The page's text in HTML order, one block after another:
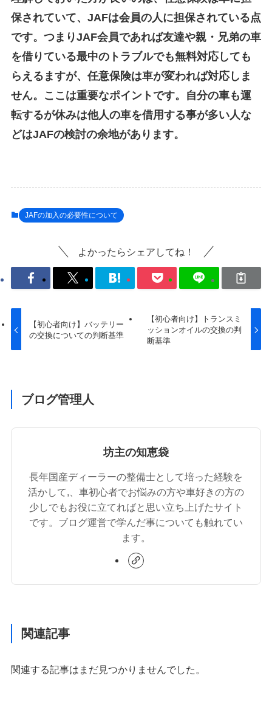
保されていて、 JAFは会員の人に担保されている点
です。つまりJAF会員であれば友達や親・兄弟の車
を借りている最中のトラブルでも無料対応しても
らえるますが、任意保険は車が変われば対応しま
せん。ここは重要なポイントです。自分の車も運
転するが休みは他人の車を借用する事が多い人な
どはJAFの検討の余地があります。
JAFの加入の必要性について
よかったらシェアしてね！
【初心者向け】バッテリー
の交換についての判断基準
【初心者向け】トランスミ
ッションオイルの交換の判
断基準
ブログ管理人
坊主の知恵袋
長年国産ディーラーの整備士として培った経験を
活かして,、車初心者でお悩みの方や車好きの方の
少しでもお役に立てればと思い立ち上げたサイト
です。ブログ運営で学んだ事についても触れてい
ます。
関連記事
関連する記事はまだ見つかりませんでした。